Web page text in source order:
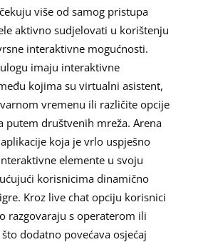
više od samog pristupa
aktivno sudjelovati u korištenju
interaktivne mogućnosti.
imaju interaktivne
kojima su virtualni asistent,
vremenu ili različite opcije
putem društvenih mreža. Arena
koja je vrlo uspješno
elemente u svoju
korisnicima dinamično
Kroz live chat opciju korisnici
razgovaraju s operaterom ili
dodatno povećava osjećaj